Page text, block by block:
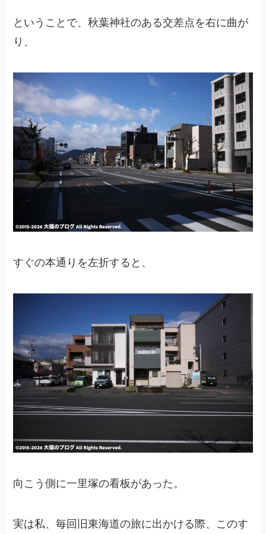
ということで、秋葉神社のある交差点を右に曲が
り、
すぐの本通りを左折すると、
向こう側に一里塚の看板があった。
実は私、毎回旧東海道の旅に出かける際、このす